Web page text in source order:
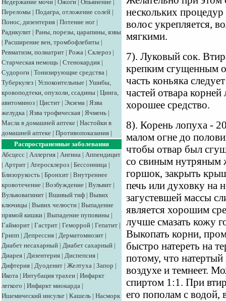
Недержание мочи | Ожоги | Опьянение |
Переломы | Подагра, отложение солей |
Понос, дизентерия | Потение ног |
Радикулит | Раны, порезы, царапины, язвы
| Расширение вен, тромбофлебиты |
Ревматизм, полиатрит | Рожа | Склероз |
Старческая немощь | Стенокардия |
Судороги | Тонизирующие средства |
Туберкулез | Успокоительные | Ушибы,
кровоподтеки, опухоли, ссадины | Цинга,
авитоминоз | Цистит | Экзема | Язва
желудка | Язва трофическая | Ячмень |
Масла в домашней аптеке | Настойки в
домашней аптеке | Противопоказания |
Распространенные заболевания
Абсцесс | Аллергия | Ангина | Аппендицит
| Артрит | Атеросклероз | Бессонница |
Близорукость | Бронхит | Внутреннее
кровотечение | Возбуждение | Вульвит |
Вульвовагинит | Вшивый тиф | Вывих
ключицы | Вывих челюсти | Выпадение
прямой кишки | Выпадение пуповины |
Гайморит | Гастрит | Геморрой | Гепатит |
Грипп | Депрессия | Дерматомиозит |
Диабет несахарный | Диабет сахарный |
Диарея | Дизентерия | Диспепсия |
Дифтерия | Дуоденит | Желтуха | Запор |
Икота | Интубация трахеи | Инфаркт
легкого | Инфаркт миокарда |
Ишемический инсульт | Кашель | Насморк
нескольких процедур
волос укрепляется,
мягкими.
7). Луковый сок.
крепким сгущенным
часть коньяка
частей отвара
хорошее средство.
8). Корень лопуха -
малом огне до
чтобы отвар был
со свиным нутряным
горшок, закрыть
печь или духовку на
загустевшей массы
является хорошим
лучше смазать кожу
Выкопать корни,
быстро натереть на
потому, что натертый
воздухе и темнеет.
спиртом 1:1. При
его пополам с водой,